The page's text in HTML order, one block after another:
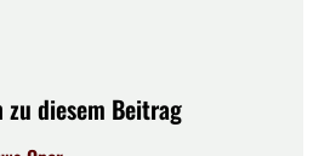
diesem Beitrag